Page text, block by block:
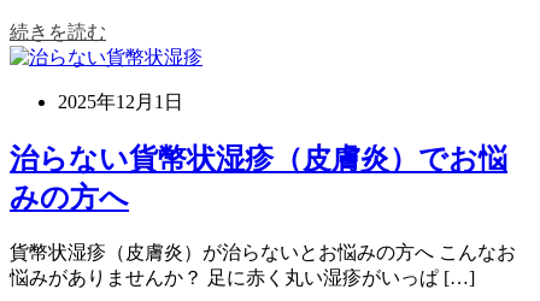
続きを読む
2025年12月1日
治らない貨幣状湿疹（皮膚炎）でお悩
みの方へ
貨幣状湿疹（皮膚炎）が治らないとお悩みの方へ こんなお
悩みがありませんか？ 足に赤く丸い湿疹がいっぱ […]